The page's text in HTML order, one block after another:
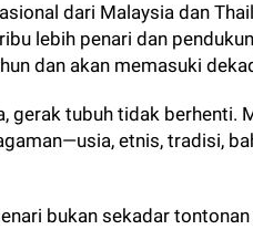
dari Malaysia dan
lebih penari dan
dan akan memasuki
gerak tubuh tidak berhenti.
etnis, tradisi,
bukan sekadar